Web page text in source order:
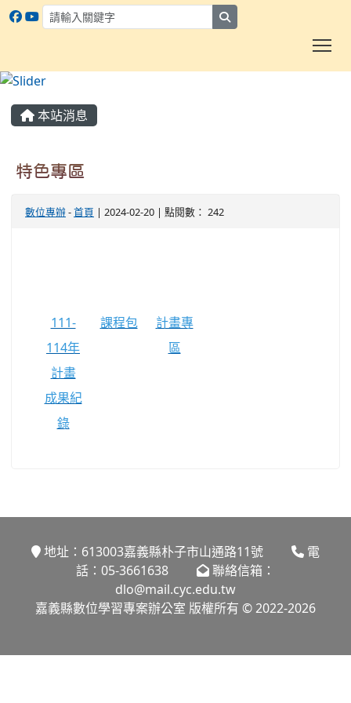
本站消息
特色專區
數位專辦-首頁 | 2024-02-20 | 點閱數： 242
link to user07.myxoops.cyc.edu.tw/modules/
111-
114年
計畫
成果紀
錄
課程包
計畫專
區
地址：613003嘉義縣朴子市山通路11號
電
話：05-3661638
聯絡信箱：
dlo@mail.cyc.edu.tw
嘉義縣數位學習專案辦公室 版權所有 © 2022-2026